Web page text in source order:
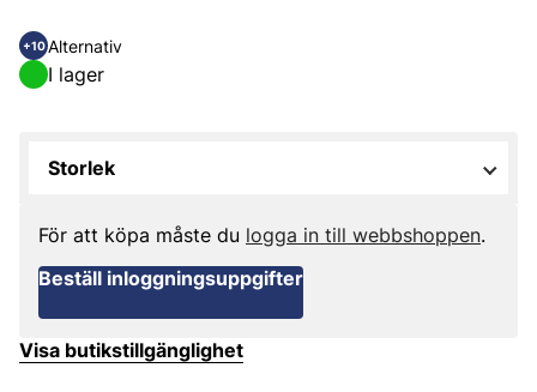
+10 Alternativ
I lager
Storlek
För att köpa måste du logga in till webbshoppen.
Beställ inloggningsuppgifter
Visa butikstillgänglighet